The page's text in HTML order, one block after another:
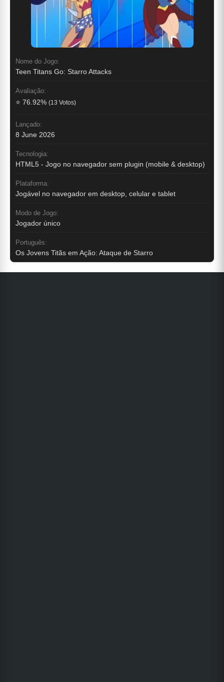
Nome do Jogo:
Teen Titans Go: Starro Attacks
Avaliação:
⭐ 76.92% (13 Votos)
Lançado:
8 June 2026
Tecnologia:
HTML5 - Jogo no navegador sem plugin (mobile & desktop)
Plataforma:
Jogável no navegador em desktop, celular e tablet
Modo de Jogo:
Jogador único
Português:
Os Jovens Titãs em Ação: Ataque de Starro